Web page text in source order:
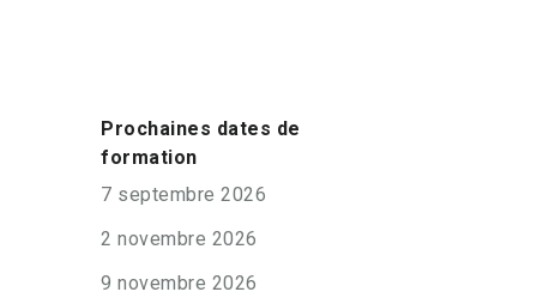
Prochaines dates de
formation
7 septembre 2026
2 novembre 2026
9 novembre 2026